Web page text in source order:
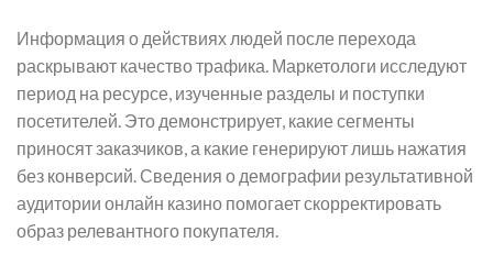
Информация о действиях людей после перехода
раскрывают качество трафика. Маркетологи исследуют
период на ресурсе, изученные разделы и поступки
посетителей. Это демонстрирует, какие сегменты
приносят заказчиков, а какие генерируют лишь нажатия
без конверсий. Сведения о демографии результативной
аудитории онлайн казино помогает скорректировать
образ релевантного покупателя.